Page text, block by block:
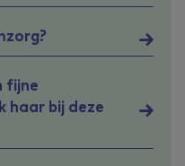
fijne
haar bij deze